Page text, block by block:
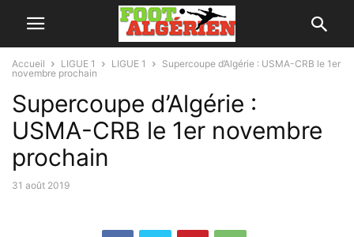
Accueil LIGUE 1 LIGUE 1
Supercoupe d’Algérie : USMA-CRB le 1er
novembre prochain
Supercoupe d’Algérie :
USMA-CRB le 1er novembre
prochain
31 août 2019